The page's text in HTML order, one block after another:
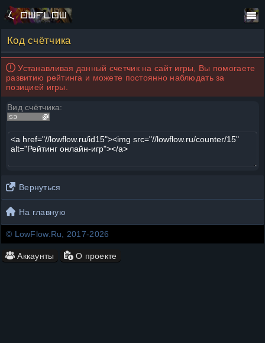
Код счётчика
Устанавливая данный счетчик на сайт игры, Вы помогаете
развитию рейтинга и можете постоянно наблюдать за
позицией игры.
Вид счётчика:
Вернуться
На главную
© LowFlow.Ru, 2017-2026
Аккаунты О проекте